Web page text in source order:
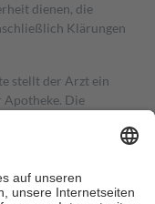
dienen, die
Klärungen
stellt der Arzt ein
Apotheke. Die
davon als Zuzahlung
in Höhe von zehn
fünf Euround